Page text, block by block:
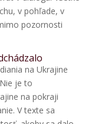
v pohľade, v
pozornosti
na Ukrajine
je to
na pokraji
V texte sa